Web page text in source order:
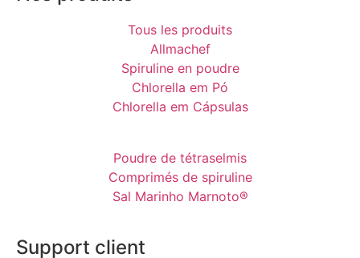
Tous les produits
Allmachef
Spiruline en poudre
Chlorella em Pó
Chlorella em Cápsulas
Poudre de tétraselmis
Comprimés de spiruline
Sal Marinho Marnoto®
Support client